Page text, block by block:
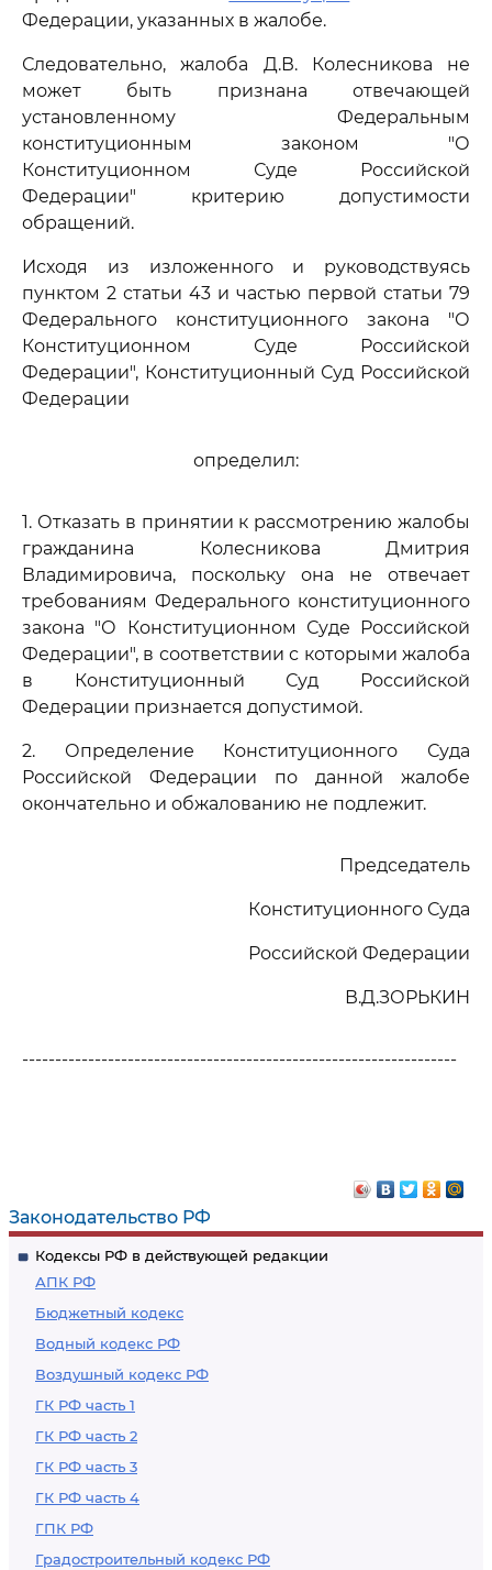
Законодательство РФ
Кодексы РФ в действующей редакции
АПК РФ
Бюджетный кодекс
Водный кодекс РФ
Воздушный кодекс РФ
ГК РФ часть 1
ГК РФ часть 2
ГК РФ часть 3
ГК РФ часть 4
ГПК РФ
Градостроительный кодекс РФ
Федерации, указанных в жалобе.
Следовательно, жалоба Д.В. Колесникова не
может быть признана отвечающей
установленному Федеральным
конституционным законом "О
Конституционном Суде Российской
Федерации" критерию допустимости
обращений.
Исходя из изложенного и руководствуясь
пунктом 2 статьи 43 и частью первой статьи 79
Федерального конституционного закона "О
Конституционном Суде Российской
Федерации", Конституционный Суд Российской
Федерации
определил:
1. Отказать в принятии к рассмотрению жалобы
гражданина Колесникова Дмитрия
Владимировича, поскольку она не отвечает
требованиям Федерального конституционного
закона "О Конституционном Суде Российской
Федерации", в соответствии с которыми жалоба
в Конституционный Суд Российской
Федерации признается допустимой.
2. Определение Конституционного Суда
Российской Федерации по данной жалобе
окончательно и обжалованию не подлежит.
Председатель
Конституционного Суда
Российской Федерации
В.Д.ЗОРЬКИН
------------------------------------------------------------------